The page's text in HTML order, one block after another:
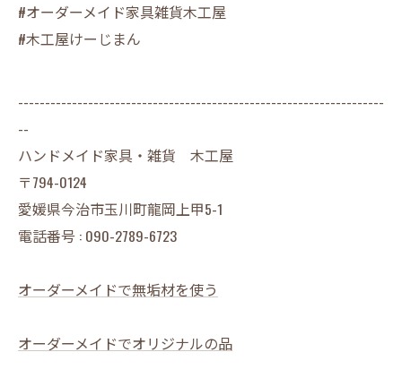
#オーダーメイド家具雑貨木工屋
#木工屋けーじまん
--------------------------------------------------------------------
--
ハンドメイド家具・雑貨 木工屋
〒794-0124
愛媛県今治市玉川町龍岡上甲5-1
電話番号 : 090-2789-6723
オーダーメイドで無垢材を使う
オーダーメイドでオリジナルの品